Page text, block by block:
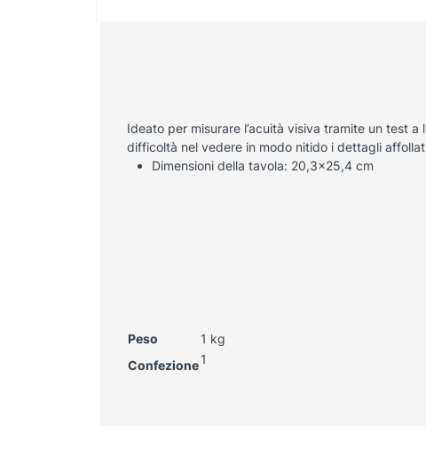
Ideato per misurare l’acuità visiva tramite un test
difficoltà nel vedere in modo nitido i dettagli
Dimensioni della tavola: 20,3×25,4 cm
Peso
1 kg
Confezione 1